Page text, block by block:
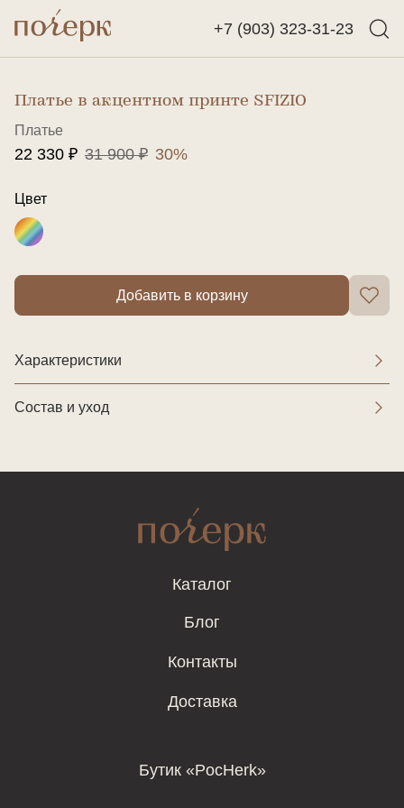
+7 (903) 323-31-23
Назад
Платье в акцентном принте SFIZIO
Платье
22 330 ₽ 31 900 ₽ 30%
Цвет
Добавить в корзину
Характеристики
Состав и уход
Каталог
Блог
Контакты
Доставка
Бутик «PocHerk»